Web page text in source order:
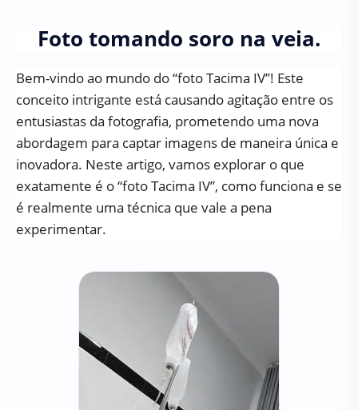
Foto tomando soro na veia.
Bem-vindo ao mundo do “foto Tacima IV”! Este
conceito intrigante está causando agitação entre os
entusiastas da fotografia, prometendo uma nova
abordagem para captar imagens de maneira única e
inovadora. Neste artigo, vamos explorar o que
exatamente é o “foto Tacima IV”, como funciona e se
é realmente uma técnica que vale a pena
experimentar.